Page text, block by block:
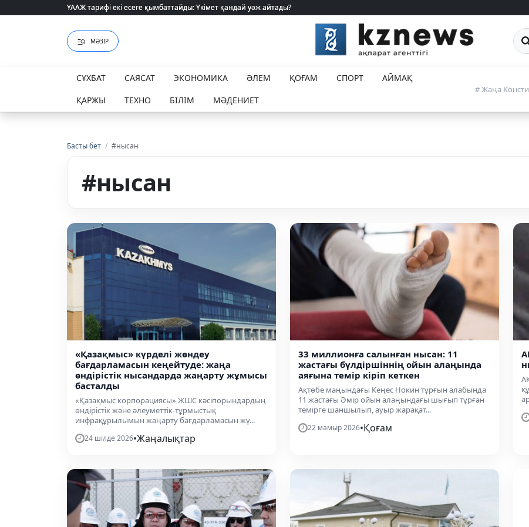
ҮААЖ тарифі екі есеге қымбаттайды: Үкімет қандай уәж айтады?
ҮААЖ тарифі екі есеге қымбаттайды: Үкімет қандай уәж айтады?
МӘЗІР
СҰХБАТ САЯСАТ ЭКОНОМИКА ӘЛЕМ ҚОҒАМ СПОРТ
АЙМАҚ
ҚАРЖЫ
ТЕХНО БІЛІМ МӘДЕНИЕТ
# Жаңа
Басты бет / #нысан
#нысан
«Қазақмыс» күрделі жөндеу
бағдарламасын кеңейтуде: жаңа
өндірістік нысандарда жаңарту жұмысы
басталды
«Қазақмыс корпорациясы» ЖШС кәсіпорындардың
өндірістік және әлеуметтік-тұрмыстық
инфрақұрылымын жаңарту бағдарламасын жү...
24 шілде 2026•Жаңалықтар
33 миллионға салынған нысан: 11
жастағы бүлдіршіннің ойын алаңында
аяғына темір кіріп кеткен
Ақтөбе маңындағы Кеңес Нокин тұрғын алабында
11 жастағы Әмір ойын алаңындағы шығып тұрған
темірге шаншылып, ауыр жарақат...
22 мамыр 2026•Қоғам